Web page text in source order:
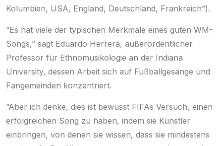
Kolumbien, USA, England, Deutschland, Frankreich”).
“Es hat viele der typischen Merkmale eines guten WM-
Songs,” sagt Eduardo Herrera, außerordentlicher
Professor für Ethnomusikologie an der Indiana
University, dessen Arbeit sich auf Fußballgesänge und
Fangemeinden konzentriert.
“Aber ich denke, dies ist bewusst FIFAs Versuch, einen
erfolgreichen Song zu haben, indem sie Künstler
einbringen, von denen sie wissen, dass sie mindestens